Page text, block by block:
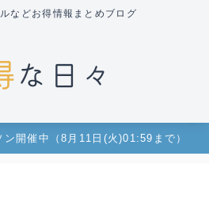
などお得情報まとめブログ
開催中（8月11日(火)01:59まで）